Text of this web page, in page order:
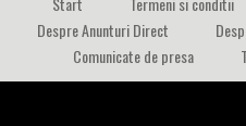
Despre Anunturi Direct
Comunicate de presa